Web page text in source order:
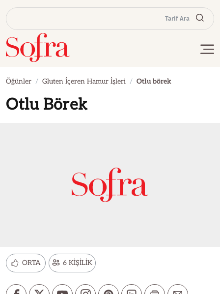
Tarif Ara
Öğünler Gluten İçeren Hamur İşleri Otlu börek
Otlu Börek
ORTA 6 KİŞİLİK